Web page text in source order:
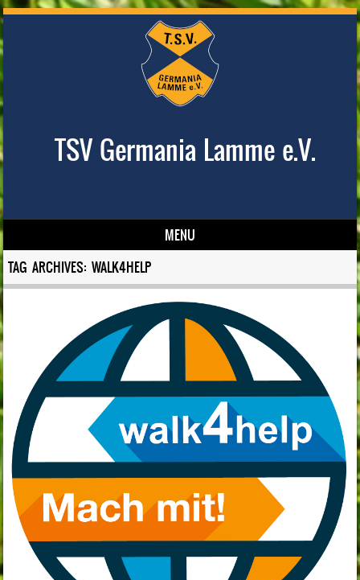
TSV Germania Lamme e.V.
MENU
Skip to content
TAG ARCHIVES:WALK4HELP